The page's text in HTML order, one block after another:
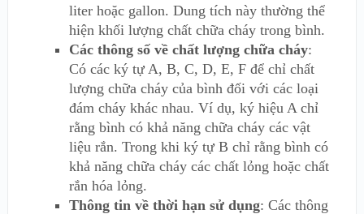
liter hoặc gallon. Dung tích này thường thể
hiện khối lượng chất chữa cháy trong bình.
Các thông số về chất lượng chữa cháy:
Có các ký tự A, B, C, D, E, F để chỉ chất
lượng chữa cháy của bình đối với các loại
đám cháy khác nhau. Ví dụ, ký hiệu A chỉ
rằng bình có khả năng chữa cháy các vật
liệu rắn. Trong khi ký tự B chỉ rằng bình có
khả năng chữa cháy các chất lỏng hoặc chất
rắn hóa lỏng.
Thông tin về thời hạn sử dụng: Các thông